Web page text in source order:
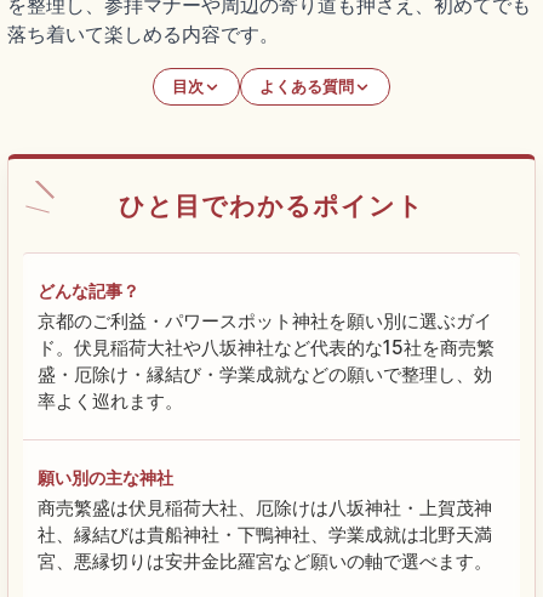
を整理し、参拝マナーや周辺の寄り道も押さえ、初めてでも
落ち着いて楽しめる内容です。
目次 よくある質問
ひと目でわかるポイント
どんな記事？
京都のご利益・パワースポット神社を願い別に選ぶガイ
ド。伏見稲荷大社や八坂神社など代表的な15社を商売繁
盛・厄除け・縁結び・学業成就などの願いで整理し、効
率よく巡れます。
願い別の主な神社
商売繁盛は伏見稲荷大社、厄除けは八坂神社・上賀茂神
社、縁結びは貴船神社・下鴨神社、学業成就は北野天満
宮、悪縁切りは安井金比羅宮など願いの軸で選べます。